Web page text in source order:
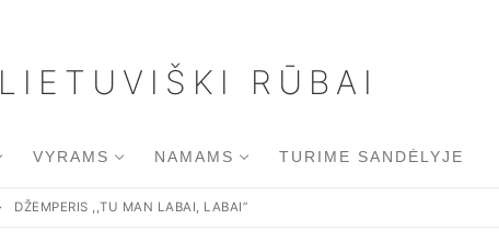
LIETUVIŠKI RŪBAI
VYRAMS NAMAMS TURIME SANDĖLYJE
DŽEMPERIS ,,TU MAN LABAI, LABAI”